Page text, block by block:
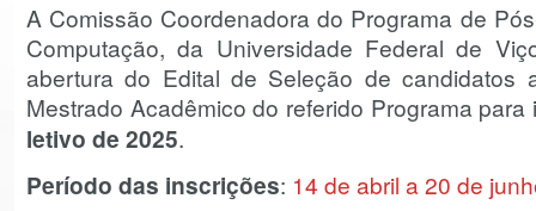
A Comissão Coordenadora do Programa de
Computação, da Universidade Federal de
abertura do Edital de Seleção de candidatos
Mestrado Acadêmico do referido Programa
letivo de 2025.
Período das inscrições: 14 de abril a20 de